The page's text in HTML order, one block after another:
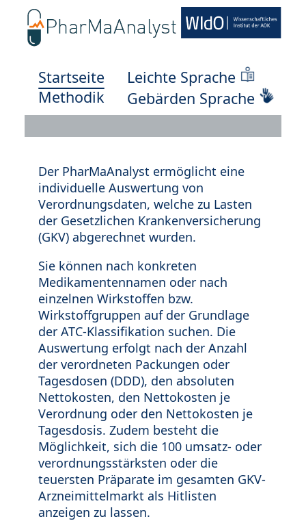
Startseite
Methodik
Leichte Sprache
Gebärden Sprache
Der PharMaAnalyst ermöglicht eine
individuelle Auswertung von
Verordnungsdaten, welche zu Lasten
der Gesetzlichen Krankenversicherung
(GKV) abgerechnet wurden.
Sie können nach konkreten
Medikamentennamen oder nach
einzelnen Wirkstoffen bzw.
Wirkstoffgruppen auf der Grundlage
der ATC-Klassifikation suchen. Die
Auswertung erfolgt nach der Anzahl
der verordneten Packungen oder
Tagesdosen (DDD), den absoluten
Nettokosten, den Nettokosten je
Verordnung oder den Nettokosten je
Tagesdosis. Zudem besteht die
Möglichkeit, sich die 100 umsatz- oder
verordnungsstärksten oder die
teuersten Präparate im gesamten GKV-
Arzneimittelmarkt als Hitlisten
anzeigen zu lassen.